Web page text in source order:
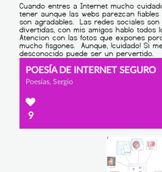
POESÍA DE INTERNET SEGURO
Poesías, Sergio
9